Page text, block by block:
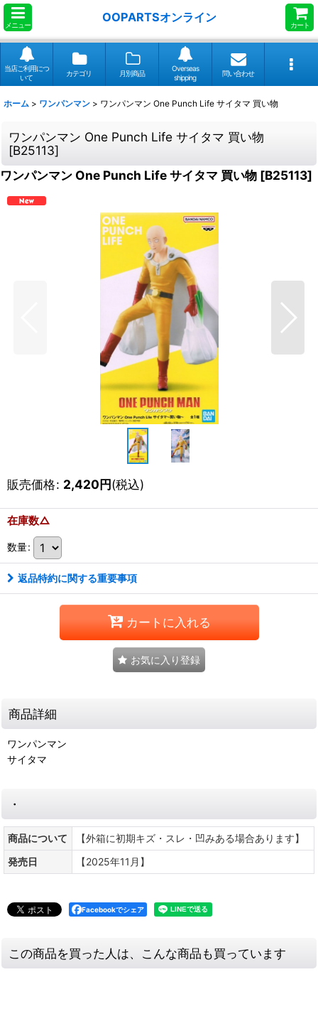
メニュー
OOPARTSオンライン
カート
当店ご利用につ
いて
カテゴリ 月別商品
Overseas
shipping
問い合わせ
ホーム > ワンパンマン > ワンパンマン One Punch Life サイタマ 買い物
ワンパンマン One Punch Life サイタマ 買い物
[B25113]
ワンパンマン One Punch Life サイタマ 買い物 [B25113]
販売価格: 2,420円(税込)
在庫数△
数量:
返品特約に関する重要事項
カートに入れる
お気に入り登録
商品詳細
ワンパンマン
サイタマ
・
商品について
【外箱に初期キズ・スレ・凹みある場合あります】
発売日
【2025年11月】
Facebookでシェア
この商品を買った人は、こんな商品も買っています